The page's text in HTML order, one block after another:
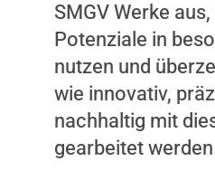
SMGV Werke
Potenziale in
nutzen und
wie innovativ,
nachhaltig mit
gearbeitet